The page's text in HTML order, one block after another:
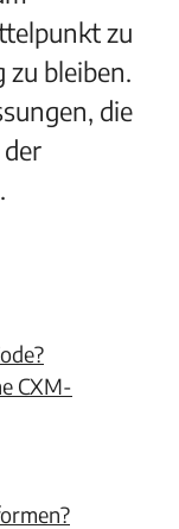
zu
bleiben.
die
CXM-